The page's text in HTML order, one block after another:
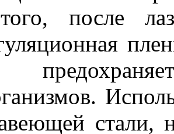
после
стали,